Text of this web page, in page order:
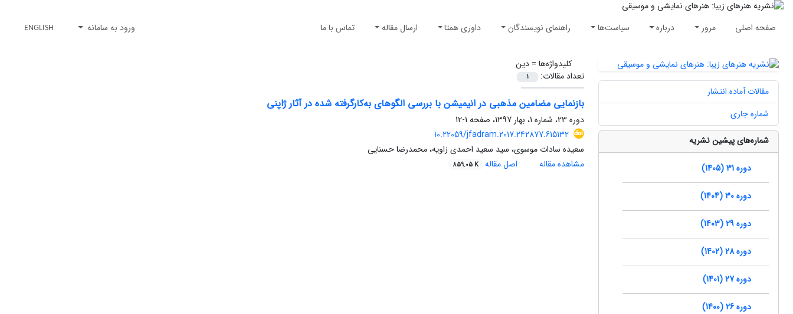
صفحه اصلی مرور درباره سیاست‌ها راهنمای نویسندگان داوری همتا ارسال مقاله تماس با ما ورود به سامانه ENGLISH
کلیدواژه‌ها =دین
تعداد مقالات:
1
بازنمایی مضامین مذهبی در انیمیشن با بررسی الگوهای به‌کار‌گرفته‌ شده در آثار ژاپنی
دوره 23، شماره 1، بهار 1397، صفحه
1-12
10.22059/jfadram.2017.242877.615132
سعیده سادات موسوی، سید سعید احمدی زاویه، محمدرضا حسنایی
مشاهده مقاله
اصل مقاله 859.05 K
مقالات آماده انتشار
شماره جاری
شماره‌های پیشین نشریه
دوره 31 (1405)
دوره 30 (1404)
دوره 29 (1403)
دوره 28 (1402)
دوره 27 (1401)
دوره 26 (1400)